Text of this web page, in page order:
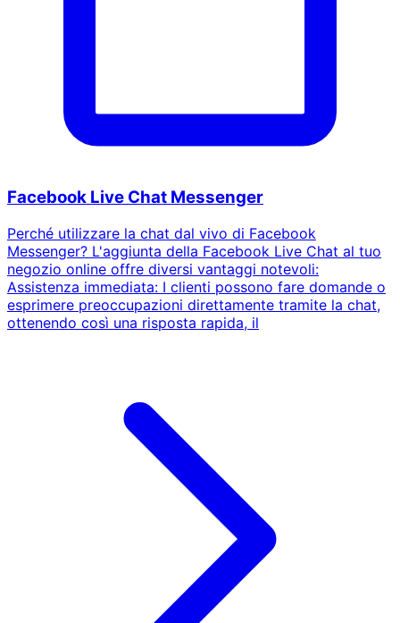
Facebook Live Chat Messenger
Perché utilizzare la chat dal vivo di Facebook
Messenger? L'aggiunta della Facebook Live Chat al tuo
negozio online offre diversi vantaggi notevoli:
Assistenza immediata: I clienti possono fare domande o
esprimere preoccupazioni direttamente tramite la chat,
ottenendo così una risposta rapida, il